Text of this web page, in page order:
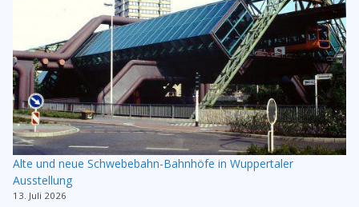
Alte und neue Schwebebahn-Bahnhöfe in Wuppertaler
Ausstellung
13. Juli 2026